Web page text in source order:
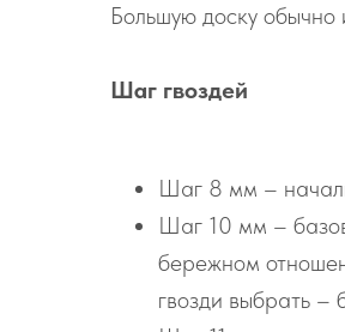
Большую доску обычно
Шаг гвоздей
Шаг 8 мм –
Шаг 10 мм –
бережном
гвозди выбрать –